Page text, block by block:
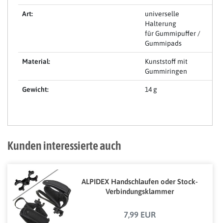
Art:
universelle
Halterung
für Gummipuffer /
Gummipads
Material:
Kunststoff mit
Gummiringen
Gewicht: 14 g
Kunden interessierte auch
ALPIDEX Handschlaufen oder Stock-
Verbindungsklammer
7,99 EUR